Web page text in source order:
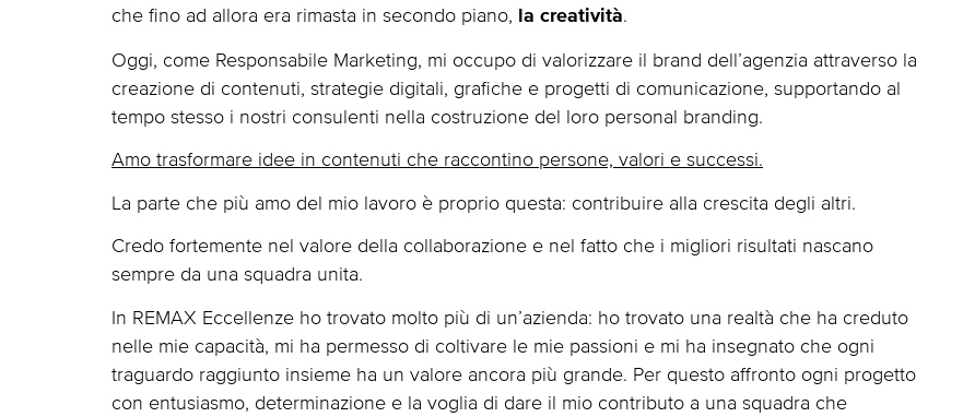
che fino ad allora era rimasta in secondo piano,
la creatività.
Oggi, come Responsabile Marketing, mi occupo di valorizzare il brand dell’agenzia attraverso la
creazione di contenuti, strategie digitali, grafiche e progetti di comunicazione, supportando al
tempo stesso i nostri consulenti nella costruzione del loro personal branding.
Amo trasformare idee in contenuti che raccontino persone, valori e successi.
La parte che più amo del mio lavoro è proprio questa: contribuire alla crescita degli altri.
Credo fortemente nel valore della collaborazione e nel fatto che i migliori risultati nascano
sempre da una squadra unita.
In REMAX Eccellenze ho trovato molto più di un’azienda: ho trovato una realtà che ha creduto
nelle mie capacità, mi ha permesso di coltivare le mie passioni e mi ha insegnato che ogni
traguardo raggiunto insieme ha un valore ancora più grande. Per questo affronto ogni progetto
con entusiasmo, determinazione e la voglia di dare il mio contributo a una squadra che